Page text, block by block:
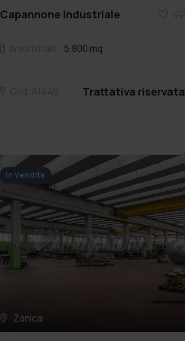
Capannone industriale
5.800 mq
Trattativa riservata
Zanica
In Vendita